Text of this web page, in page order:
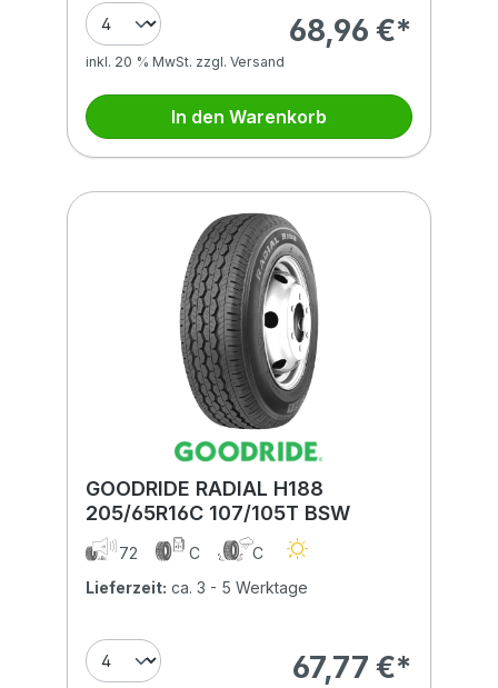
68,96 €*
inkl. 20 % MwSt. zzgl. Versand
In den Warenkorb
GOODRIDE RADIAL H188
205/65R16C 107/105T BSW
72 C
C
Lieferzeit: ca. 3 - 5 Werktage
67,77 €*